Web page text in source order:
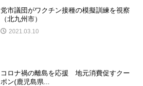
党市議団がワクチン接種の模擬訓練を視察
（北九州市）
2021.03.10
コロナ禍の離島を応援 地元消費促すクー
ポン(鹿児島県...